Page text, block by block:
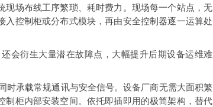
场布线工序繁琐、耗时费力。现场每一个站点，无
控制柜或分布式模块，再由安全控制器逐一运算处
衍生大量潜在故障点，大幅提升后期设备运维难
承载常规通讯与安全信号。设备厂商无需大面积繁
柜内部安装空间。依托即插即用的极简架构，替代